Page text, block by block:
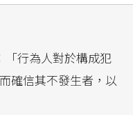
「行為人對於構成犯
確信其不發生者，以